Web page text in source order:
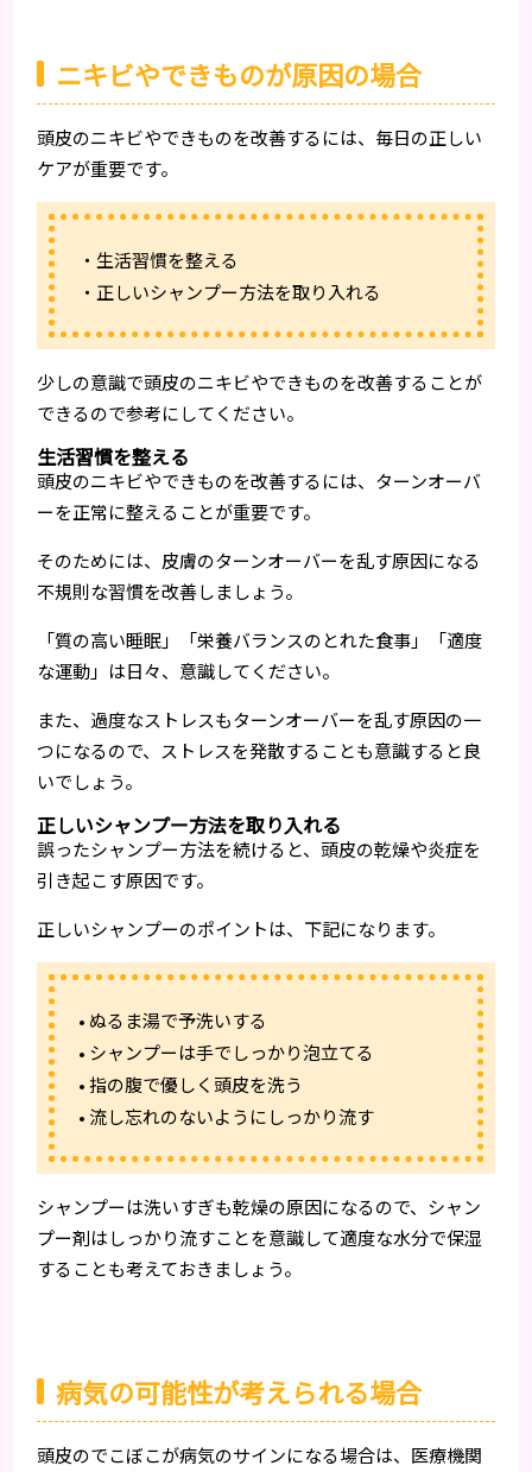
ニキビやできものが原因の場合
頭皮のニキビやできものを改善するには、毎日の正しい
ケアが重要です。
・生活習慣を整える
・正しいシャンプー方法を取り入れる
少しの意識で頭皮のニキビやできものを改善することが
できるので参考にしてください。
生活習慣を整える
頭皮のニキビやできものを改善するには、ターンオーバ
ーを正常に整えることが重要です。
そのためには、皮膚のターンオーバーを乱す原因になる
不規則な習慣を改善しましょう。
「質の高い睡眠」「栄養バランスのとれた食事」「適度
な運動」は日々、意識してください。
また、過度なストレスもターンオーバーを乱す原因の一
つになるので、ストレスを発散することも意識すると良
いでしょう。
正しいシャンプー方法を取り入れる
誤ったシャンプー方法を続けると、頭皮の乾燥や炎症を
引き起こす原因です。
正しいシャンプーのポイントは、下記になります。
• ぬるま湯で予洗いする
• シャンプーは手でしっかり泡立てる
• 指の腹で優しく頭皮を洗う
• 流し忘れのないようにしっかり流す
シャンプーは洗いすぎも乾燥の原因になるので、シャン
プー剤はしっかり流すことを意識して適度な水分で保湿
することも考えておきましょう。
病気の可能性が考えられる場合
頭皮のでこぼこが病気のサインになる場合は、医療機関